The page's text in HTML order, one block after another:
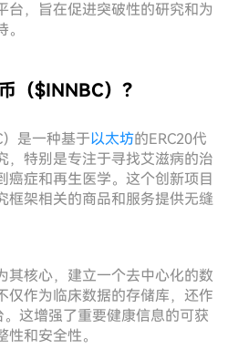
台，旨在促进突破性的研究和为
（$INNBC）？
是一种基于以太坊的ERC20代
，特别是专注于寻找艾滋病的治
癌症和再生医学。这个创新项目
框架相关的商品和服务提供无缝
其核心，建立一个去中心化的数
作为临床数据的存储库，还作
这增强了重要健康信息的可获
和安全性。